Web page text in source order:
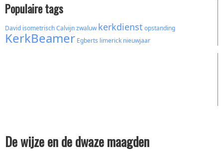
Populaire tags
David isometrischCalvijnzwaluw kerkdienst opstanding
KerkBeamer Egberts limerick nieuwjaar
De wijze en de dwaze maagden